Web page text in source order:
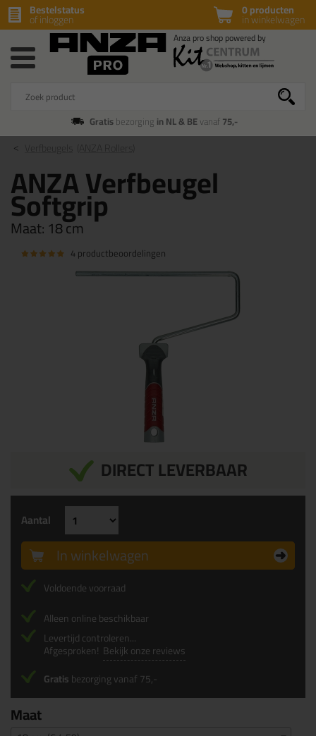
0 producten
in winkelwagen
Bestelstatus
of inloggen
Gratisbezorging in NL & BEvanaf75,-
Verfbeugels
ANZA Verfbeugel
Softgrip
Maat:18 cm
4 productbeoordelingen
DIRECT LEVERBAAR
Maat
Aantal
In winkelwagen
Voldoende voorraad
Alleen online beschikbaar
Levertijd controleren...
Afgesproken! Bekijk onze reviews
Gratisbezorging vanaf 75,-